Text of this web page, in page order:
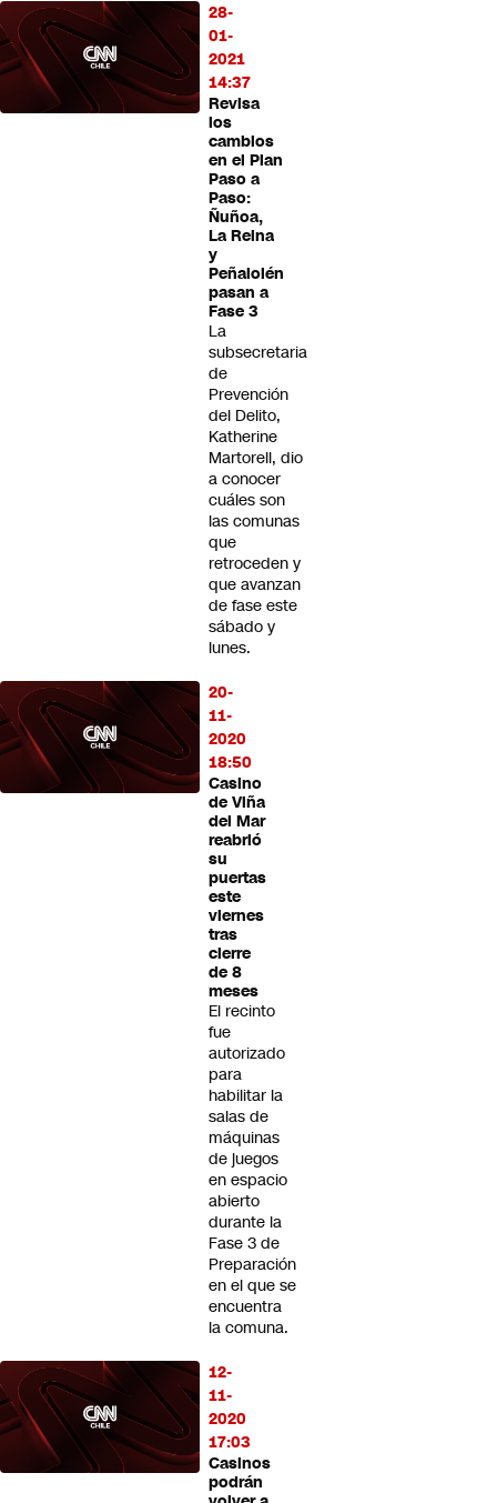
28-
01-
2021
14:37
Revisa
los
cambios
en el Plan
Paso a
Paso:
Ñuñoa,
La Reina
y
Peñalolén
pasan a
Fase 3
La
subsecretaria
de
Prevención
del Delito,
Katherine
Martorell, dio
a conocer
cuáles son
las comunas
que
retroceden y
que avanzan
de fase este
sábado y
lunes.
20-
11-
2020
18:50
Casino
de Viña
del Mar
reabrió
su
puertas
este
viernes
tras
cierre
de 8
meses
El recinto
fue
autorizado
para
habilitar la
salas de
máquinas
de juegos
en espacio
abierto
durante la
Fase 3 de
Preparación
en el que se
encuentra
la comuna.
12-
11-
2020
17:03
Casinos
podrán